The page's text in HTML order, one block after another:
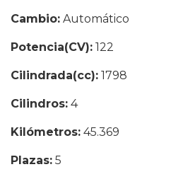
Cambio: Automático
Potencia(CV): 122
Cilindrada(cc): 1798
Cilindros: 4
Kilómetros: 45.369
Plazas: 5